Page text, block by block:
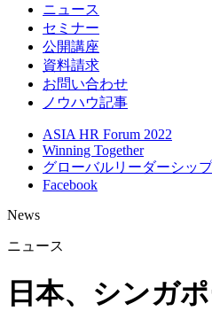
ニュース
セミナー
公開講座
資料請求
お問い合わせ
ノウハウ記事
ASIA HR Forum 2022
Winning Together
グローバルリーダーシッ
Facebook
News
ニュース
日本、シンガ